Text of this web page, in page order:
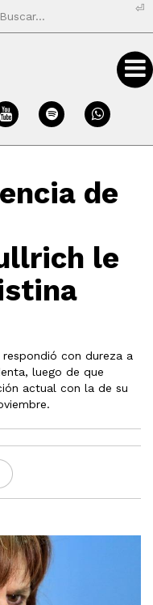
⏎
de
le
con dureza a
luego de que
actual con la de su